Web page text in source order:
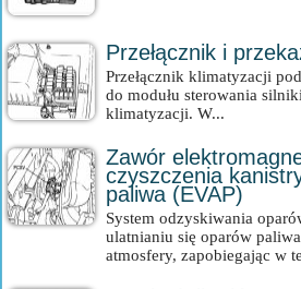
Przełącznik i
Przełącznik klimatyzacji
do modułu sterowania
klimatyzacji. W...
Zawór
czyszczenia
paliwa (EVAP)
System odzyskiwania
ulatnianiu się oparów
atmosfery, zapobiegając w